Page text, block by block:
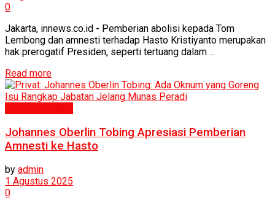
0
Jakarta, innews.co.id - Pemberian abolisi kepada Tom
Lembong dan amnesti terhadap Hasto Kristiyanto merupakan
hak prerogatif Presiden, seperti tertuang dalam ...
Read more
Johannes Oberlin Tobing Apresiasi Pemberian
Amnesti ke Hasto
by admin
1 Agustus 2025
0